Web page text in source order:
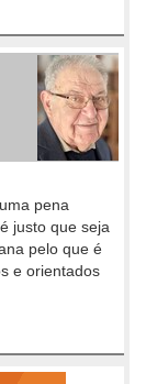
pena
justo que seja
pelo que é
e orientados